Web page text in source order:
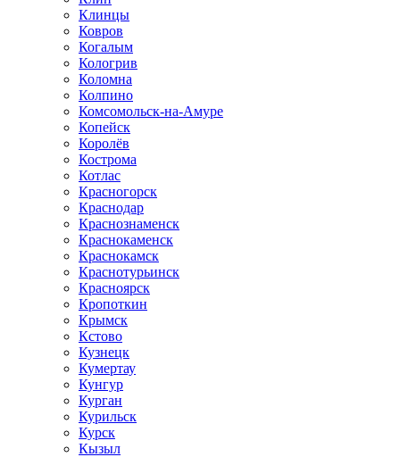
Клинцы
Ковров
Когалым
Кологрив
Коломна
Колпино
Комсомольск-на-Амуре
Копейск
Королёв
Кострома
Котлас
Красногорск
Краснодар
Краснознаменск
Краснокаменск
Краснокамск
Краснотурьинск
Красноярск
Кропоткин
Крымск
Кстово
Кузнецк
Кумертау
Кунгур
Курган
Курильск
Курск
Кызыл